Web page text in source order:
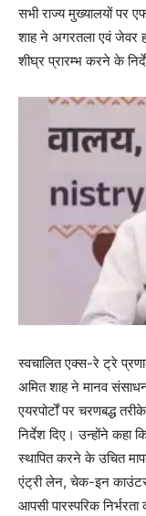
सभी राज्य मुख्यालयों पर
शाह ने अगरतला एवं जेवर
शीघ्र प्रारम्भ करने के
स्वचालित एक्स-रे ट्रे
अमित शाह ने मानव
एयरपोर्टों पर चरणबद्ध
निर्देश दिए। उन्होंने कहा
स्थापित करने के उचित
एंट्री लेन, चेक-इन
आपसी पारस्परिक